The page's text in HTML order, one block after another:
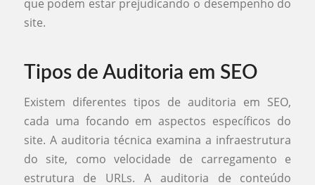
que podem estar prejudicando o desempenho do
site.
Tipos de Auditoria em SEO
Existem diferentes tipos de auditoria em SEO,
cada uma focando em aspectos específicos do
site. A auditoria técnica examina a infraestrutura
do site, como velocidade de carregamento e
estrutura de URLs. A auditoria de conteúdo